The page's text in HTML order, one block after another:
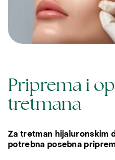
Priprema i
tretmana
Za tretman hijaluronskim
potrebna posebna